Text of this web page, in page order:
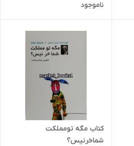
ناموجود
کتاب مگه تومملکت
شماخرنیس؟